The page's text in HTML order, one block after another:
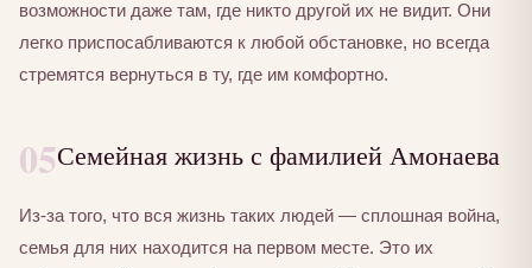
возможности даже там, где никто другой их не видит. Они
легко приспосабливаются к любой обстановке, но всегда
стремятся вернуться в ту, где им комфортно.
05Семейная жизнь с фамилией Амонаева
Из-за того, что вся жизнь таких людей — сплошная война,
семья для них находится на первом месте. Это их